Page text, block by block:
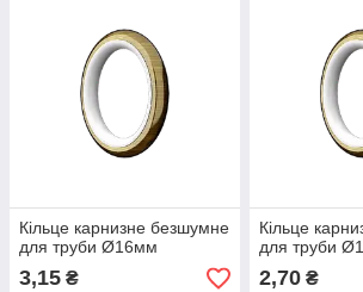
Кільце карнизне безшумне
для труби Ø16мм
3,15 ₴
Кільце
для труби
2,70₴